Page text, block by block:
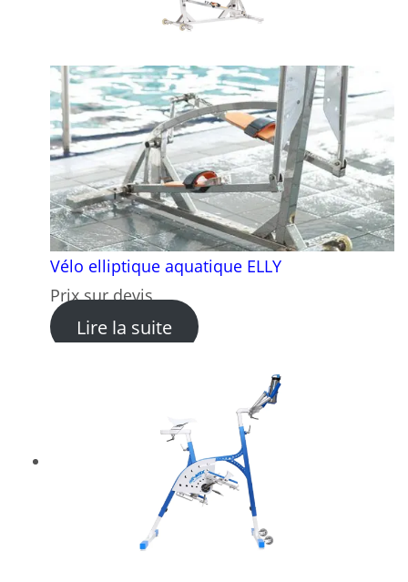
Vélo elliptique aquatique ELLY
Prix sur devis
Lire la suite: Vélo elliptique aquatique